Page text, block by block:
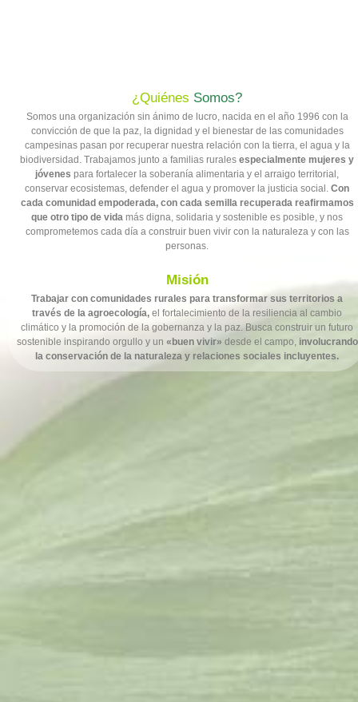
¿Quiénes Somos?
Somos una organización sin ánimo de lucro, nacida en el año 1996 con la
convicción de que la paz, la dignidad y el bienestar de las comunidades
campesinas pasan por recuperar nuestra relación con la tierra, el agua y la
biodiversidad. Trabajamos junto a familias rurales especialmente mujeres y
jóvenes para fortalecer la soberanía alimentaria y el arraigo territorial,
conservar ecosistemas, defender el agua y promover la justicia social. Con
cada comunidad empoderada, con cada semilla recuperada reafirmamos
que otro tipo de vida más digna, solidaria y sostenible es posible, y nos
comprometemos cada día a construir buen vivir con la naturaleza y con las
personas.
Misión
Trabajar con comunidades rurales para transformar sus territorios a
través de la agroecología, el fortalecimiento de la resiliencia al cambio
climático y la promoción de la gobernanza y la paz. Busca construir un futuro
sostenible inspirando orgullo y un «buen vivir» desde el campo, involucrando
la conservación de la naturaleza y relaciones sociales incluyentes.